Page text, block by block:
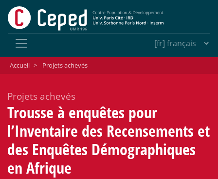
Accueil > Projets achevés
Projets achevés
Trousse à enquêtes pour
l’Inventaire des Recensements et
des Enquêtes Démographiques
en Afrique